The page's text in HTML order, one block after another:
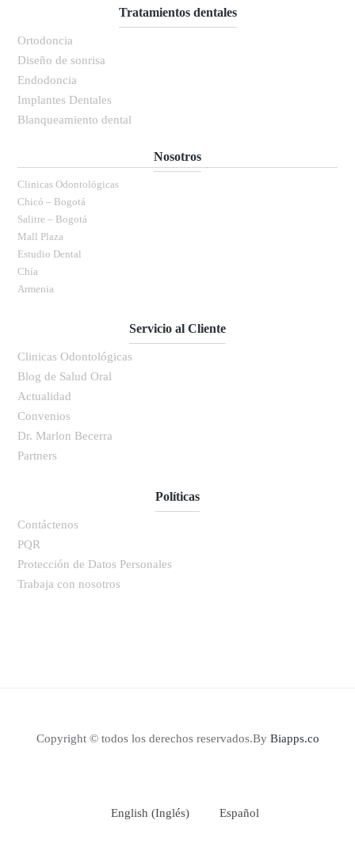
Tratamientos dentales
Ortodoncia
Diseño de sonrisa
Endodoncia
Implantes Dentales
Blanqueamiento dental
Nosotros
Clinicas Odontológicas
Chicó – Bogotá
Salitre – Bogotá
Mall Plaza
Estudio Dental
Chía
Armenia
Servicio al Cliente
Clinicas Odontológicas
Blog de Salud Oral
Actualidad
Convenios
Dr. Marlon Becerra
Partners
Políticas
Contáctenos
PQR
Protección de Datos Personales
Trabaja con nosotros
Copyright © todos los derechos reservados.By Biapps.co
English (Inglés) Español